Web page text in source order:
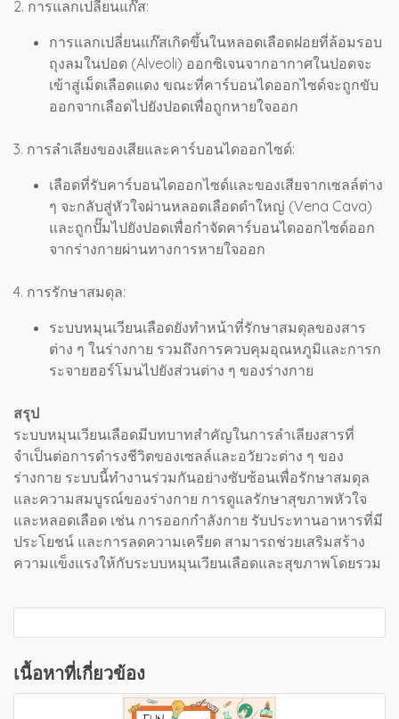
2. การแลกเปลี่ยนแก๊ส:
การแลกเปลี่ยนแก๊สเกิดขึ้นในหลอดเลือดฝอยที่ล้อมรอบ
ถุงลมในปอด (Alveoli) ออกซิเจนจากอากาศในปอดจะ
เข้าสู่เม็ดเลือดแดง ขณะที่คาร์บอนไดออกไซด์จะถูกขับ
ออกจากเลือดไปยังปอดเพื่อถูกหายใจออก
3. การลำเลียงของเสียและคาร์บอนไดออกไซด์:
เลือดที่รับคาร์บอนไดออกไซด์และของเสียจากเซลล์ต่าง
ๆ จะกลับสู่หัวใจผ่านหลอดเลือดดำใหญ่ (Vena Cava)
และถูกปั๊มไปยังปอดเพื่อกำจัดคาร์บอนไดออกไซด์ออก
จากร่างกายผ่านทางการหายใจออก
4. การรักษาสมดุล:
ระบบหมุนเวียนเลือดยังทำหน้าที่รักษาสมดุลของสาร
ต่าง ๆ ในร่างกาย รวมถึงการควบคุมอุณหภูมิและการก
ระจายฮอร์โมนไปยังส่วนต่าง ๆ ของร่างกาย
สรุป
ระบบหมุนเวียนเลือดมีบทบาทสำคัญในการลำเลียงสารที่
จำเป็นต่อการดำรงชีวิตของเซลล์และอวัยวะต่าง ๆ ของ
ร่างกาย ระบบนี้ทำงานร่วมกันอย่างซับซ้อนเพื่อรักษาสมดุล
และความสมบูรณ์ของร่างกาย การดูแลรักษาสุขภาพหัวใจ
และหลอดเลือด เช่น การออกกำลังกาย รับประทานอาหารที่มี
ประโยชน์ และการลดความเครียด สามารถช่วยเสริมสร้าง
ความแข็งแรงให้กับระบบหมุนเวียนเลือดและสุขภาพโดยรวม
เนื้อหาที่เกี่ยวข้อง